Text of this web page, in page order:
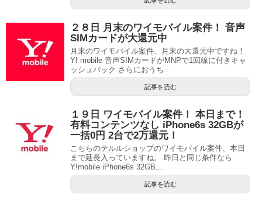
２８日 月末のワイモバイル案件！ 音声
SIMカードが大還元中
月末のワイモバイル案件、月末の大還元中ですね！
Y! mobile 音声SIMカードがMNPで1回線に付きキャ
ッシュバック さらにおうち...
記事を読む
１９日 ワイモバイル案件！ 本日まで！
有料コンテンツなし iPhone6s 32GBが
一括0円 2台で2万還元！
こちらのテルルショップのワイモバイル案件、本日
まで延長入っていますね。 昨日と同じ条件なら
Y!mobile iPhone6s 32GB...
記事を読む